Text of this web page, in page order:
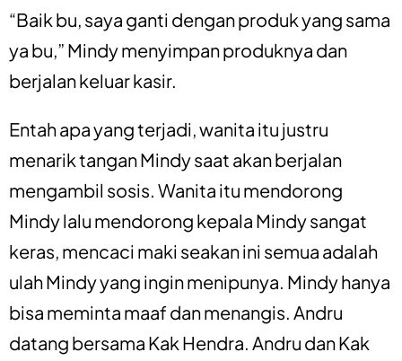
“Baik bu, saya ganti dengan produk yang sama
ya bu,” Mindy menyimpan produknya dan
berjalan keluar kasir.
Entah apa yang terjadi, wanita itu justru
menarik tangan Mindy saat akan berjalan
mengambil sosis. Wanita itu mendorong
Mindy lalu mendorong kepala Mindy sangat
keras, mencaci maki seakan ini semua adalah
ulah Mindy yang ingin menipunya. Mindy hanya
bisa meminta maaf dan menangis. Andru
datang bersama Kak Hendra. Andru dan Kak